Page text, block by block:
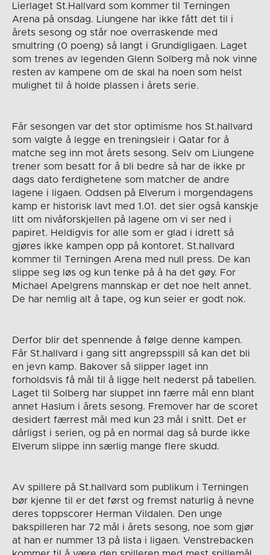
Lierlaget St.Hallvard som kommer til Terningen
Arena på onsdag. Liungene har ikke fått det til i
årets sesong og står noe overraskende med
smultring (0 poeng) så langt i Grundigligaen. Laget
som trenes av legenden Glenn Solberg må nok vinne
resten av kampene om de skal ha noen som helst
mulighet til å holde plassen i årets serie.
Får sesongen var det stor optimisme hos St.hallvard
som valgte å legge en treningsleir i Qatar for å
matche seg inn mot årets sesong. Selv om Liungene
trener som besatt for å bli bedre så har de ikke pr
dags dato ferdighetene som matcher de andre
lagene i ligaen. Oddsen på Elverum i morgendagens
kamp er historisk lavt med 1.01. det sier også kanskje
litt om nivåforskjellen på lagene om vi ser ned i
papiret. Heldigvis for alle som er glad i idrett så
gjøres ikke kampen opp på kontoret. St.hallvard
kommer til Terningen Arena med null press. De kan
slippe seg løs og kun tenke på å ha det gøy. For
Michael Apelgrens mannskap er det noe helt annet.
De har nemlig alt å tape, og kun seier er godt nok.
Derfor blir det spennende å følge denne kampen.
Får St.hallvard i gang sitt angrepsspill så kan det bli
en jevn kamp. Bakover så slipper laget inn
forholdsvis få mål til å ligge helt nederst på tabellen.
Laget til Solberg har sluppet inn færre mål enn blant
annet Haslum i årets sesong. Fremover har de scoret
desidert færrest mål med kun 23 mål i snitt. Det er
dårligst i serien, og på en normal dag så burde ikke
Elverum slippe inn særlig mange flere skudd.
Av spillere på St.hallvard som publikum i Terningen
bør kjenne til er det først og fremst naturlig å nevne
deres toppscorer Herman Vildalen. Den unge
bakspilleren har 72 mål i årets sesong, noe som gjør
at han er nummer 13 på lista i ligaen. Venstrebacken